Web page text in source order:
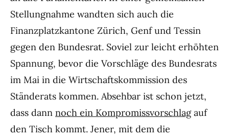
Stellungnahme wandten sich auch die
Finanzplatzkantone Zürich, Genf und Tessin
gegen den Bundesrat. Soviel zur leicht erhöhten
Spannung, bevor die Vorschläge des Bundesrats
im Mai in die Wirtschaftskommission des
Ständerats kommen. Absehbar ist schon jetzt,
dass dann noch ein Kompromissvorschlagauf
den Tisch kommt. Jener, mit dem die